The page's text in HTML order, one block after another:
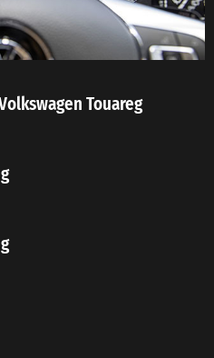
Touareg